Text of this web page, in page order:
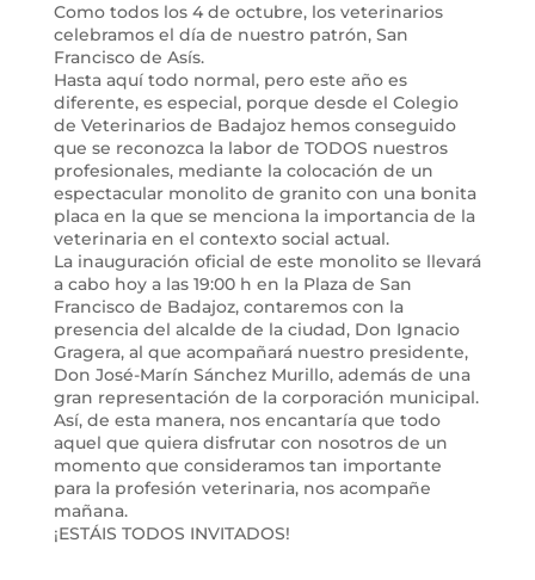
Como todos los 4 de octubre, los veterinarios
celebramos el día de nuestro patrón, San
Francisco de Asís.
Hasta aquí todo normal, pero este año es
diferente, es especial, porque desde el Colegio
de Veterinarios de Badajoz hemos conseguido
que se reconozca la labor de TODOS nuestros
profesionales, mediante la colocación de un
espectacular monolito de granito con una bonita
placa en la que se menciona la importancia de la
veterinaria en el contexto social actual.
La inauguración oficial de este monolito se llevará
a cabo hoy a las 19:00 h en la Plaza de San
Francisco de Badajoz, contaremos con la
presencia del alcalde de la ciudad, Don Ignacio
Gragera, al que acompañará nuestro presidente,
Don José-Marín Sánchez Murillo, además de una
gran representación de la corporación municipal.
Así, de esta manera, nos encantaría que todo
aquel que quiera disfrutar con nosotros de un
momento que consideramos tan importante
para la profesión veterinaria, nos acompañe
mañana.
¡ESTÁIS TODOS INVITADOS!